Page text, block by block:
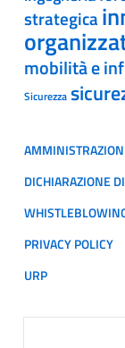
strategica
mobilità e
Sicurezza
DICHIARAZIONE
PRIVACY POLICY
URP